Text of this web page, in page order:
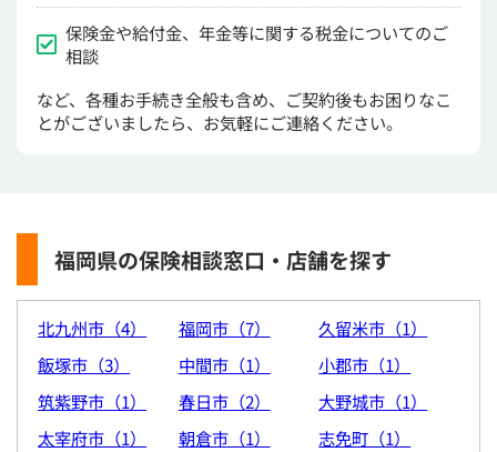
保険金や給付金、年金等に関する税金についてのご
相談
など、各種お手続き全般も含め、ご契約後もお困りなこ
とがございましたら、お気軽にご連絡ください。
福岡県の保険相談窓口・店舗を探す
北九州市（4） 福岡市（7）
久留米市（1）
飯塚市（3）
中間市（1）
小郡市（1）
筑紫野市（1）
春日市（2）
大野城市（1）
太宰府市（1）
朝倉市（1）
志免町（1）